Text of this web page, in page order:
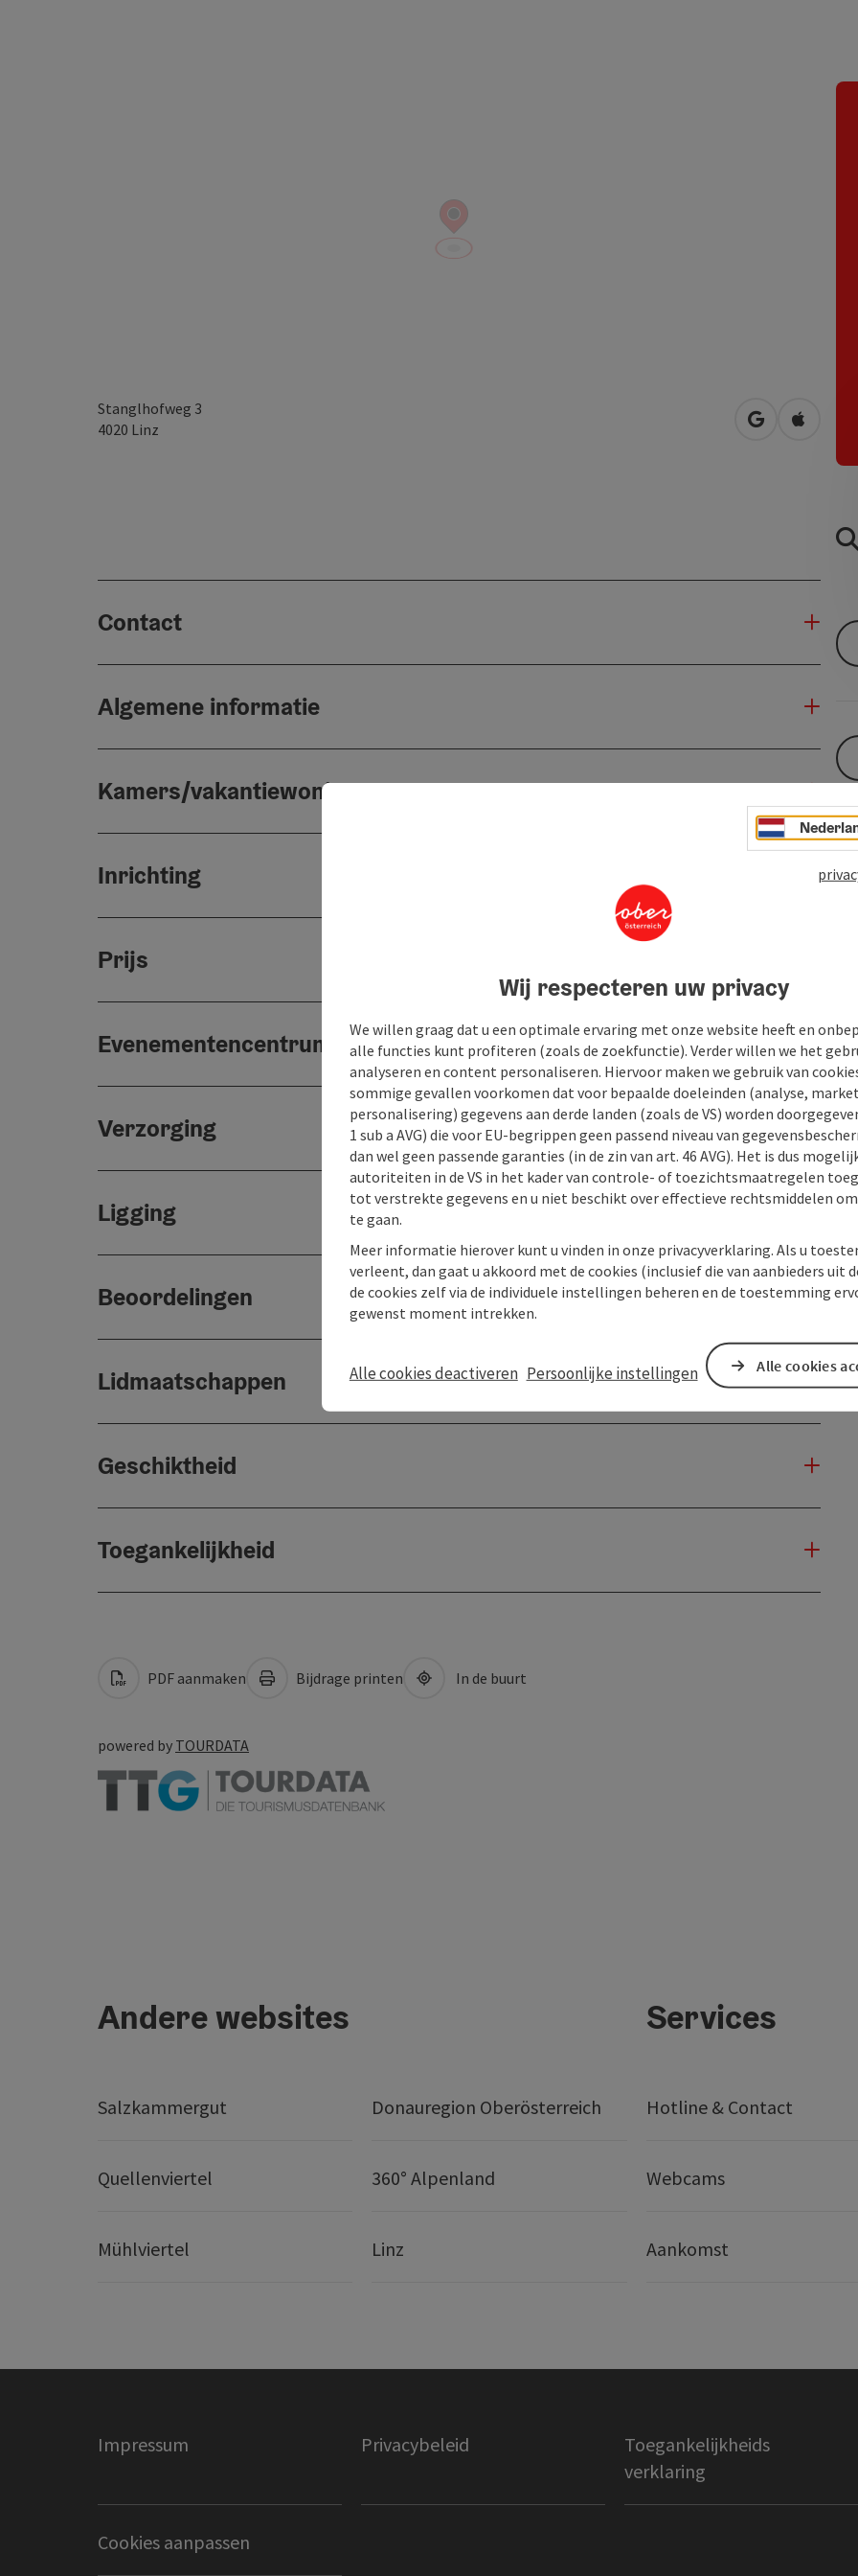
Stanglhofweg 3
4020 Linz Openen inOpenen
Contact
Algemene informatie
Kamers/vakantiewoningen
Inrichting
Prijs
Evenementencentrum
Verzorging
Ligging
Beoordelingen
Lidmaatschappen
Geschiktheid
Toegankelijkheid
PDF aanmaken Bijdrage printen In de buurt
powered by TOURDATA
Andere websites
Salzkammergut Donauregion Oberösterreich
Quellenviertel 360° Alpenland
Mühlviertel Linz
Services
Hotline & Contact
Webcams
Aankomst
Impressum Privacybeleid
Toegankelijkheids
verklaring
Cookies aanpassen
Wij respecteren uw privacy
We willen graag dat u een optimale ervaring met onze website heeft en
alle functies kunt profiteren (zoals de zoekfunctie). Verder willen we het
analyseren en content personaliseren. Hiervoor maken we gebruik van
sommige gevallen voorkomen dat voor bepaalde doeleinden (analyse,
personalisering) gegevens aan derde landen (zoals de VS) worden
1 sub a AVG) die voor EU-begrippen geen passend niveau van
dan wel geen passende garanties (in de zin van art. 46 AVG). Het is dus
autoriteiten in de VS in het kader van controle- of toezichtsmaatregelen
tot verstrekte gegevens en u niet beschikt over effectieve rechtsmiddelen
te gaan.
Meer informatie hierover kunt u vinden in onze privacyverklaring. Als u
verleent, dan gaat u akkoord met de cookies (inclusief die van aanbieders uit
de cookies zelf via de individuele instellingen beheren en de toestemming
gewenst moment intrekken.
Alle cookies deactiveren Persoonlijke instellingen Alle cookies